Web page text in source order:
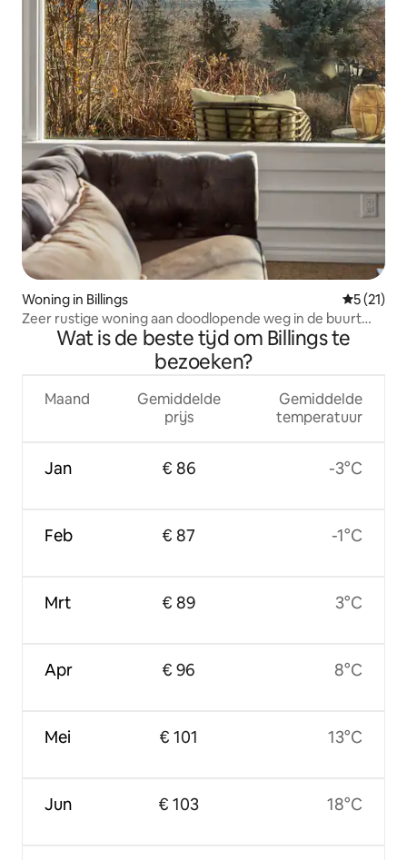
Woning in Billings
5 (21)
Zeer rustige woning aan doodlopende weg in de buurt
van Med en het centrum
Wat is de beste tijd om Billings te
bezoeken?
Maand
Jan
Feb
Mrt
Apr
Mei
Jun
Gemiddelde
prijs
€ 86
€ 87
€ 89
€ 96
€ 101
€ 103
Gemiddelde
temperatuur
-3°C
-1°C
3°C
8°C
13°C
18°C